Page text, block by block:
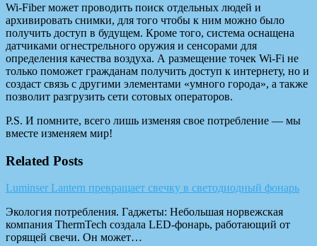
Wi-Fiber может проводить поиск отдельных людей и
архивировать снимки, для того чтобы к ним можно было
получить доступ в будущем. Кроме того, система оснащена
датчиками огнестрельного оружия и сенсорами для
определения качества воздуха. А размещение точек Wi-Fi не
только поможет гражданам получить доступ к интернету, но и
создаст связь с другими элементами «умного города», а также
позволит разгрузить сети сотовых операторов.
P.S. И помните, всего лишь изменяя свое потребление — мы
вместе изменяем мир!
Related Posts
Luminser Lantern превращает свечку в светодиодный фонарь
Экология потребления. Гаджеты: Небольшая норвежская
компания ThermTech создала LED-фонарь, работающий от
горящей свечи. Он может…